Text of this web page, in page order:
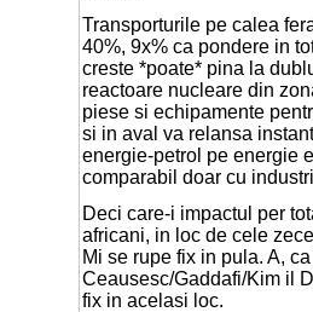
Transporturile pe calea
40%, 9x% ca pondere in
creste *poate* pina la
reactoare nucleare din
piese si echipamente
si in aval va relansa
energie-petrol pe energie
comparabil doar cu
Deci care-i impactul per
africani, in loc de cele
Mi se rupe fix in pula. A,
Ceausesc/Gaddafi/Kim il
fix in acelasi loc.